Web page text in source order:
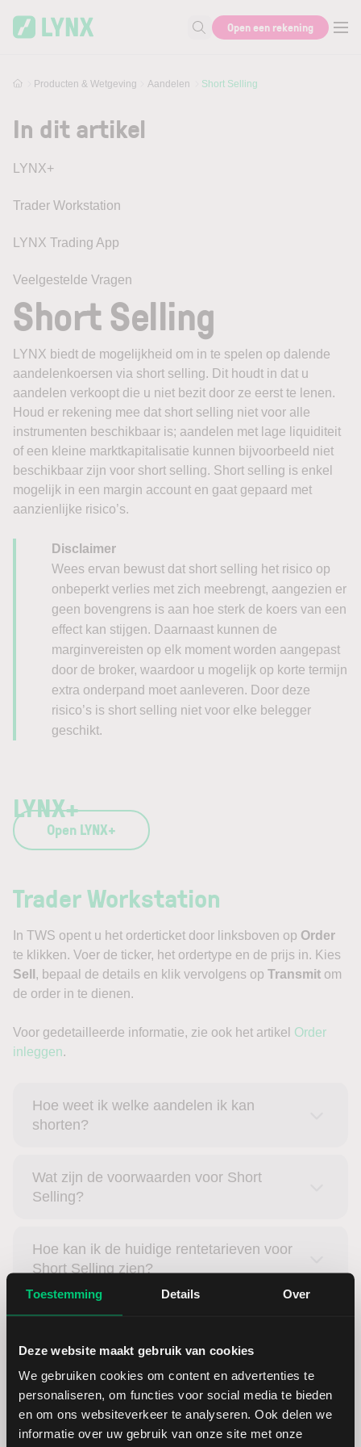
Toestemming Details Over
Deze website maakt gebruik van cookies
We gebruiken cookies om content en advertenties te
personaliseren, om functies voor social media te bieden
en om ons websiteverkeer te analyseren. Ook delen we
informatie over uw gebruik van onze site met onze
Zoek naar informatie
Open een rekening
Producten & Wetgeving Aandelen Short Selling
In dit artikel
LYNX+
Trader Workstation
LYNX Trading App
Veelgestelde Vragen
Short Selling
LYNX biedt de mogelijkheid om in te spelen op dalende
aandelenkoersen via short selling. Dit houdt in dat u
aandelen verkoopt die u niet bezit door ze eerst te lenen.
Houd er rekening mee dat short selling niet voor alle
instrumenten beschikbaar is; aandelen met lage liquiditeit
of een kleine marktkapitalisatie kunnen bijvoorbeeld niet
beschikbaar zijn voor short selling. Short selling is enkel
mogelijk in een margin account en gaat gepaard met
aanzienlijke risico’s.
Disclaimer
Wees ervan bewust dat short selling het risico op
onbeperkt verlies met zich meebrengt, aangezien er
geen bovengrens is aan hoe sterk de koers van een
effect kan stijgen. Daarnaast kunnen de
marginvereisten op elk moment worden aangepast
door de broker, waardoor u mogelijk op korte termijn
extra onderpand moet aanleveren. Door deze
risico’s is short selling niet voor elke belegger
geschikt.
LYNX+
Open LYNX+
Trader Workstation
In TWS opent u het orderticket door linksboven op Order
te klikken. Voer de ticker, het ordertype en de prijs in. Kies
Sell , bepaal de details en klik vervolgens op Transmit om
de order in te dienen.
Voor gedetailleerde informatie, zie ook het artikel Order
inleggen.
Hoe weet ik welke aandelen ik kan
shorten?
Wat zijn de voorwaarden voor Short
Selling?
Hoe kan ik de huidige rentetarieven voor
Short Selling zien?
LYNX Trading App
Nadat u een handelsinstrument heeft geselecteerd, maakt
u eenVerkooporderaan. Onderaan het scherm veegt u
naarVoorbeeld van order, en bevestigt u vervolgens met
Order indienen